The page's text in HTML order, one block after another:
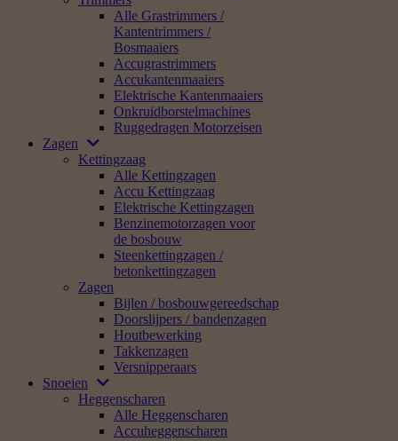
Alle Grastrimmers /
Kantentrimmers /
Bosmaaiers
Accugrastrimmers
Accukantenmaaiers
Elektrische Kantenmaaiers
Onkruidborstelmachines
Ruggedragen Motorzeisen
Zagen
Kettingzaag
Alle Kettingzagen
Accu Kettingzaag
Elektrische Kettingzagen
Benzinemotorzagen voor
de bosbouw
Steenkettingzagen /
betonkettingzagen
Zagen
Bijlen / bosbouwgereedschap
Doorslijpers / bandenzagen
Houtbewerking
Takkenzagen
Versnipperaars
Snoeien
Heggenscharen
Alle Heggenscharen
Accuheggenscharen